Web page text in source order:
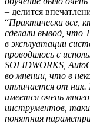
– делится
“Практически все,
сделали вывод, что
в эксплуатации
проводилось с
SOLIDWORKS,
во мнении, что в
отличается от
имеется очень
инструментов,
понятная